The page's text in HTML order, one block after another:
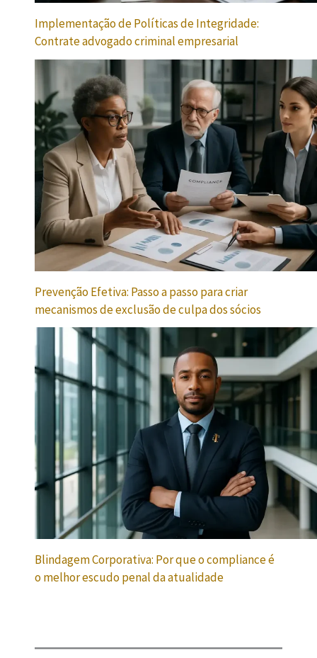
Implementação de Políticas de Integridade:
Contrate advogado criminal empresarial
Prevenção Efetiva: Passo a passo para criar
mecanismos de exclusão de culpa dos sócios
Blindagem Corporativa: Por que o compliance é
o melhor escudo penal da atualidade